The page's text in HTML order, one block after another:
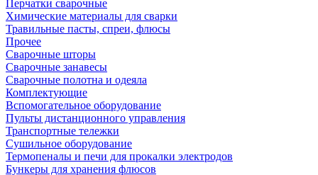
Перчатки сварочные
Химические материалы для сварки
Травильные пасты, спреи, флюсы
Прочее
Сварочные шторы
Сварочные занавесы
Сварочные полотна и одеяла
Комплектующие
Вспомогательное оборудование
Пульты дистанционного управления
Транспортные тележки
Сушильное оборудование
Термопеналы и печи для прокалки электродов
Бункеры для хранения флюсов